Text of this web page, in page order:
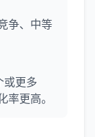
争、中等
或更多
更高。